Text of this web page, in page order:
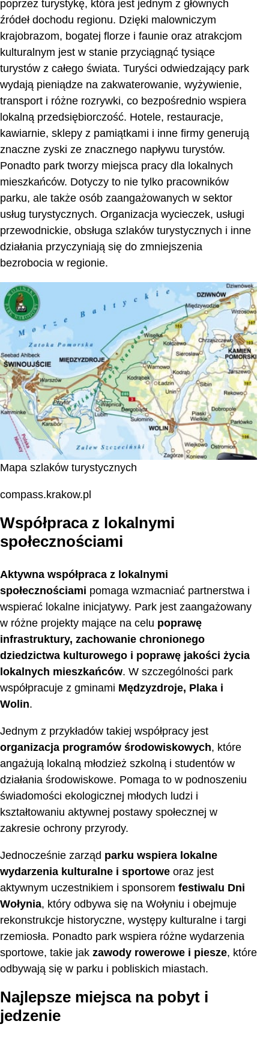
poprzez turystykę, która jest jednym z głównych
źródeł dochodu regionu. Dzięki malowniczym
krajobrazom, bogatej florze i faunie oraz atrakcjom
kulturalnym jest w stanie przyciągnąć tysiące
turystów z całego świata. Turyści odwiedzający park
wydają pieniądze na zakwaterowanie, wyżywienie,
transport i różne rozrywki, co bezpośrednio wspiera
lokalną przedsiębiorczość. Hotele, restauracje,
kawiarnie, sklepy z pamiątkami i inne firmy generują
znaczne zyski ze znacznego napływu turystów.
Ponadto park tworzy miejsca pracy dla lokalnych
mieszkańców. Dotyczy to nie tylko pracowników
parku, ale także osób zaangażowanych w sektor
usług turystycznych. Organizacja wycieczek, usługi
przewodnickie, obsługa szlaków turystycznych i inne
działania przyczyniają się do zmniejszenia
bezrobocia w regionie.
Mapa szlaków turystycznych
compass.krakow.pl
Współpraca z lokalnymi
społecznościami
Aktywna współpraca z lokalnymi
społecznościami pomaga wzmacniać partnerstwa i
wspierać lokalne inicjatywy. Park jest zaangażowany
w różne projekty mające na celu poprawę
infrastruktury, zachowanie chronionego
dziedzictwa kulturowego i poprawę jakości życia
lokalnych mieszkańców. W szczególności park
współpracuje z gminami Mędzyzdroje, Plaka i
Wolin.
Jednym z przykładów takiej współpracy jest
organizacja programów środowiskowych, które
angażują lokalną młodzież szkolną i studentów w
działania środowiskowe. Pomaga to w podnoszeniu
świadomości ekologicznej młodych ludzi i
kształtowaniu aktywnej postawy społecznej w
zakresie ochrony przyrody.
Jednocześnie zarząd parku wspiera lokalne
wydarzenia kulturalne i sportowe oraz jest
aktywnym uczestnikiem i sponsorem festiwalu Dni
Wołynia, który odbywa się na Wołyniu i obejmuje
rekonstrukcje historyczne, występy kulturalne i targi
rzemiosła. Ponadto park wspiera różne wydarzenia
sportowe, takie jak zawody rowerowe i piesze, które
odbywają się w parku i pobliskich miastach.
Najlepsze miejsca na pobyt i
jedzenie